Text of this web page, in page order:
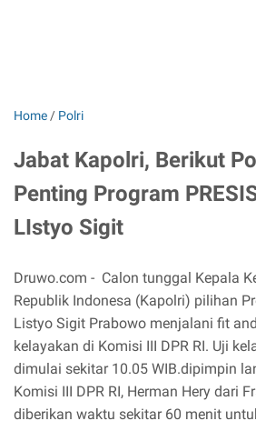
Home / Polri
Jabat Kapolri, Berikut
Penting Program
LIstyo Sigit
Druwo.com - Calon tunggal Kepala
Republik Indonesa (Kapolri) pilihan
Listyo Sigit Prabowo menjalani fit
kelayakan di Komisi III DPR RI. Uji
dimulai sekitar 10.05 WIB.dipimpin
Komisi III DPR RI, Herman Hery dari
diberikan waktu sekitar 60 menit